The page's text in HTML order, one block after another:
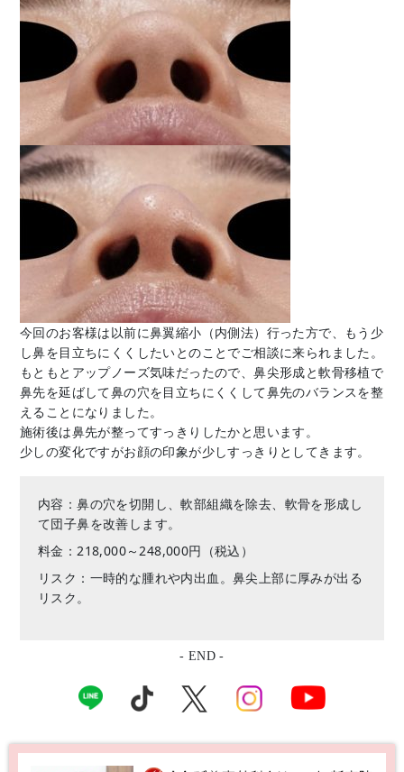
今回のお客様は以前に鼻翼縮小（内側法）行った方で、もう少
し鼻を目立ちにくくしたいとのことでご相談に来られました。
もともとアップノーズ気味だったので、鼻尖形成と軟骨移植で
鼻先を延ばして鼻の穴を目立ちにくくして鼻先のバランスを整
えることになりました。
施術後は鼻先が整ってすっきりしたかと思います。
少しの変化ですがお顔の印象が少しすっきりとしてきます。
内容：鼻の穴を切開し、軟部組織を除去、軟骨を形成し
て団子鼻を改善します。
料金：218,000～248,000円（税込）
リスク：一時的な腫れや内出血。鼻尖上部に厚みが出る
リスク。
- END -